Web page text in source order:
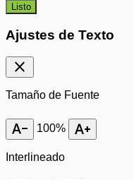
Listo
Ajustes de Texto
close
Tamaño de Fuente
text_decrease 100% text_increase
Interlineado